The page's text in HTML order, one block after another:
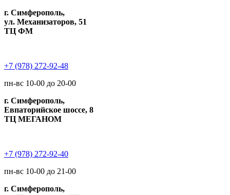
г. Симферополь,
ул. Механизаторов, 51
ТЦ ФМ
+7 (978) 272-92-48
пн-вс 10-00 до 20-00
г. Симферополь,
Евпаторийское шоссе, 8
ТЦ МЕГАНОМ
+7 (978) 272-92-40
пн-вс 10-00 до 21-00
г. Симферополь,